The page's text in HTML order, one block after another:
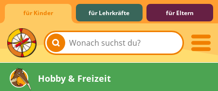
für Kinder für Lehrkräfte für Eltern
Lernen & Schule
Hobby & Freizeit